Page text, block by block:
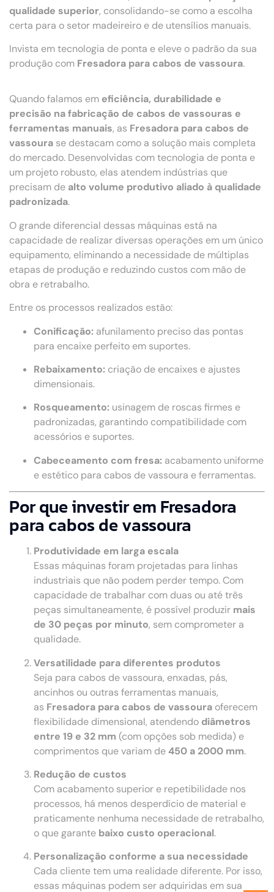
qualidade superior, consolidando-se como a escolha
certa para o setor madeireiro e de utensílios manuais.
Invista em tecnologia de ponta e eleve o padrão da sua
produção com Fresadora para cabos de vassoura.
Quando falamos em eficiência, durabilidade e
precisão na fabricação de cabos de vassouras e
ferramentas manuais, as Fresadora para cabos de
vassoura se destacam como a solução mais completa
do mercado. Desenvolvidas com tecnologia de ponta e
um projeto robusto, elas atendem indústrias que
precisam de alto volume produtivo aliado à qualidade
padronizada.
O grande diferencial dessas máquinas está na
capacidade de realizar diversas operações em um único
equipamento, eliminando a necessidade de múltiplas
etapas de produção e reduzindo custos com mão de
obra e retrabalho.
Entre os processos realizados estão:
Conificação: afunilamento preciso das pontas
para encaixe perfeito em suportes.
Rebaixamento: criação de encaixes e ajustes
dimensionais.
Rosqueamento: usinagem de roscas firmes e
padronizadas, garantindo compatibilidade com
acessórios e suportes.
Cabeceamento com fresa: acabamento uniforme
e estético para cabos de vassoura e ferramentas.
Por que investir em Fresadora
para cabos de vassoura
Produtividade em larga escala
Essas máquinas foram projetadas para linhas
industriais que não podem perder tempo. Com
capacidade de trabalhar com duas ou até três
peças simultaneamente, é possível produzir mais
de 30 peças por minuto, sem comprometer a
qualidade.
Versatilidade para diferentes produtos
Seja para cabos de vassoura, enxadas, pás,
ancinhos ou outras ferramentas manuais,
as Fresadora para cabos de vassoura oferecem
flexibilidade dimensional, atendendo diâmetros
entre 19 e 32 mm (com opções sob medida) e
comprimentos que variam de450 a 2000 mm.
Redução de custos
Com acabamento superior e repetibilidade nos
processos, há menos desperdício de material e
praticamente nenhuma necessidade de retrabalho,
o que garante baixo custo operacional.
Personalização conforme a sua necessidade
Cada cliente tem uma realidade diferente. Por isso,
essas máquinas podem ser adquiridas em sua